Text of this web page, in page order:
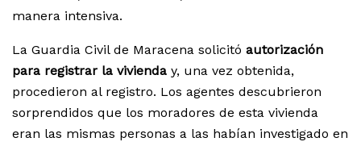
manera intensiva.
La Guardia Civil de Maracena solicitó autorización
para registrar la vivienda y, una vez obtenida,
procedieron al registro. Los agentes descubrieron
sorprendidos que los moradores de esta vivienda
eran las mismas personas a las habían investigado en